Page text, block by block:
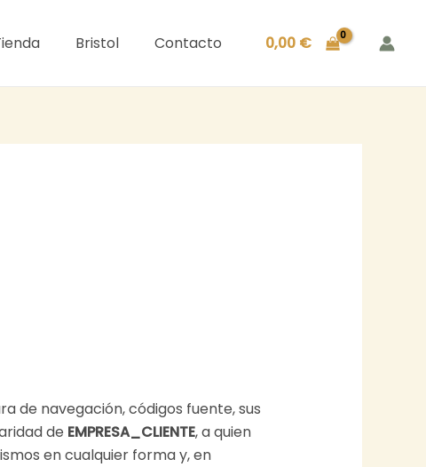
Bristol Contacto 0,00 €
de navegación, códigos fuente, sus
de EMPRESA_CLIENTE, a quien
en cualquier forma y, en